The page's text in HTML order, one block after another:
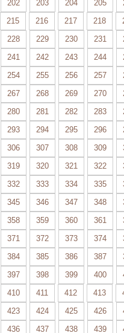
202 203 204 205
215 216 217 218
228 229 230 231
241 242 243 244
254 255 256 257
267 268 269 270
280 281 282 283
293 294 295 296
306 307 308 309
319 320 321 322
332 333 334 335
345 346 347 348
358 359 360 361
371 372 373 374
384 385 386 387
397 398 399 400
410 411 412 413
423 424 425 426
436 437 438 439